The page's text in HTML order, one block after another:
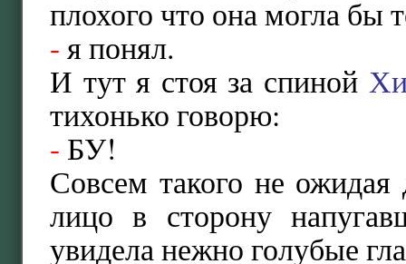
плохого что она могла бы
-я понял.
И тут я стоя за спиной
тихонько говорю:
- БУ!
Совсем такого не ожидая
лицо в сторону
увидела нежно голубые